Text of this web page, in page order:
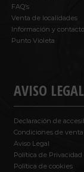
FAQ’s
Venta de localidades
Información y contacto
Punto Violeta
AVISO LEGAL
Declaración de
Condiciones de venta
Aviso Legal
Política de Privacidad
Política de cookies